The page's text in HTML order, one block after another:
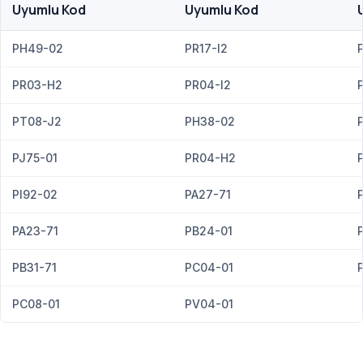
Uyumlu Kod Uyumlu Kod
PH49-02 PR17-I2
PR03-H2 PR04-I2
PT08-J2 PH38-02
PJ75-01 PR04-H2
PI92-02 PA27-71
PA23-71 PB24-01
PB31-71 PC04-01
PC08-01 PV04-01